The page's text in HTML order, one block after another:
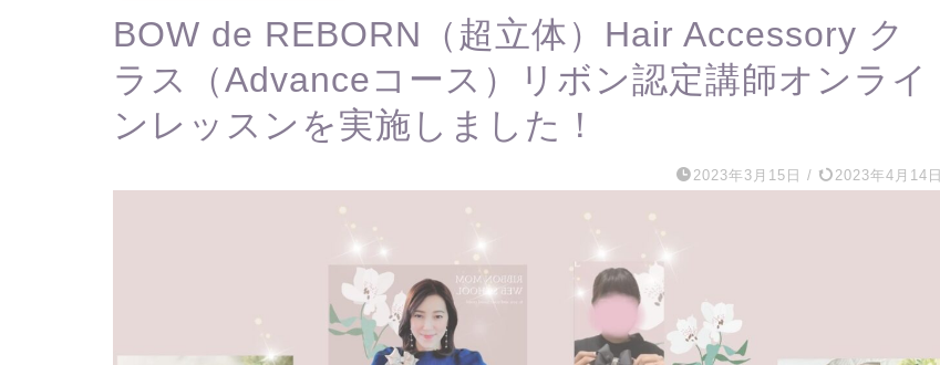
BOW de REBORN（超立体）Hair Accessory ク
ラス（Advanceコース）リボン認定講師オンライ
ンレッスンを実施しました！
2023年3月15日 / 2023年4月14日